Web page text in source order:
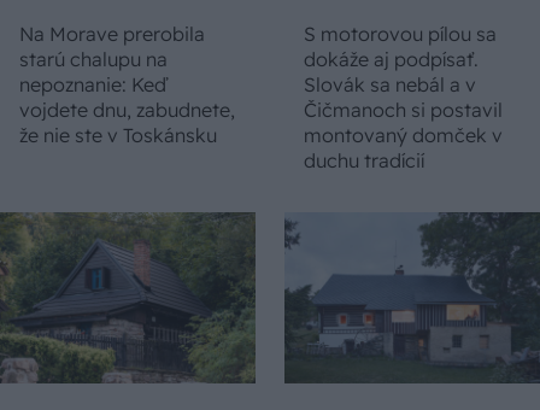
Na Morave prerobila
starú chalupu na
nepoznanie: Keď
vojdete dnu, zabudnete,
že nie ste v Toskánsku
S motorovou pílou sa
dokáže aj podpísať.
Slovák sa nebál a v
Čičmanoch si postavil
montovaný domček v
duchu tradícií